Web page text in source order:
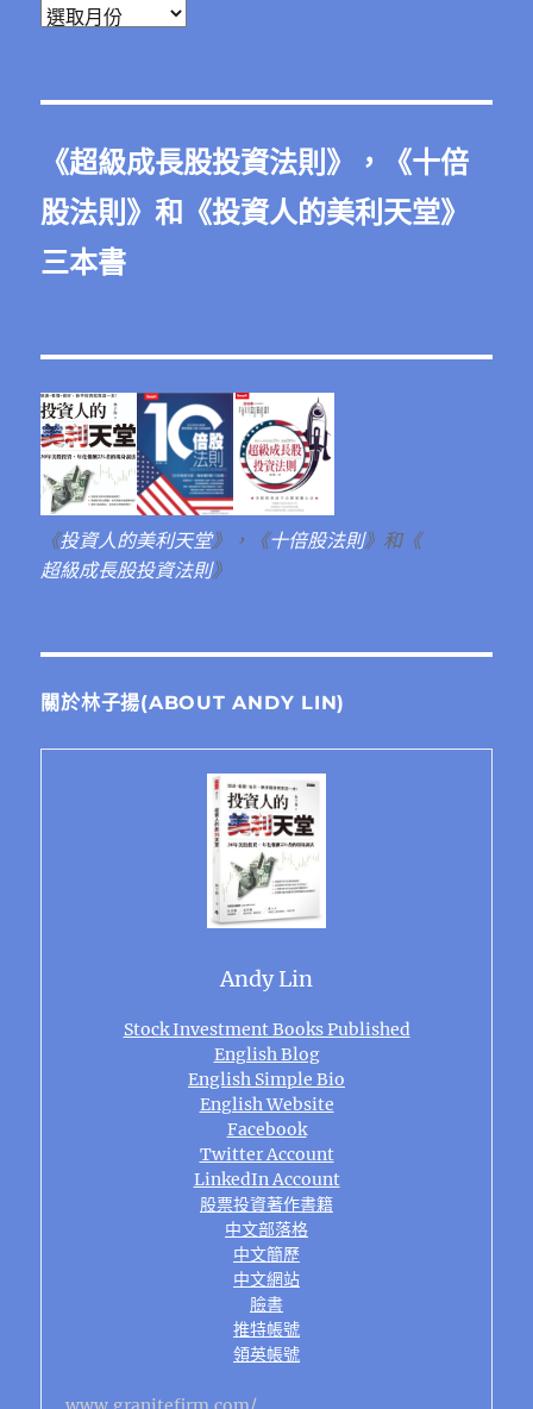
彙
《超級成長股投資法則 》，《十倍
股法則 》和《投資人的美利天堂》
三本書
《投資人的美利天堂》，《十倍股法則》和《
超級成長股投資法則》
關於林子揚(ABOUT ANDY LIN)
Andy Lin
Stock Investment Books Published
English Blog
English Simple Bio
English Website
Facebook
Twitter Account
LinkedIn Account
股票投資著作書籍
中文部落格
中文簡歷
中文網站
臉書
推特帳號
領英帳號